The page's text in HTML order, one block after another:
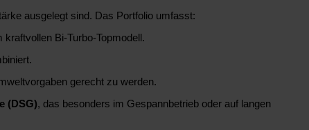
ausgelegt sind. Das Portfolio umfasst:
Bi-Turbo-Topmodell.
gerecht zu werden.
(DSG), das besonders im Gespannbetrieb oder auf langen